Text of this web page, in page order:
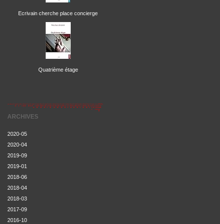
Ecrivain cherche place concierge
Quatrième étage
ARCHIVES
2020-05
2020-04
2019-09
2019-01
2018-06
2018-04
2018-03
2017-09
2016-10